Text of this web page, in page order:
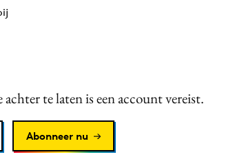
achter te laten is een account vereist.
Abonneer nu